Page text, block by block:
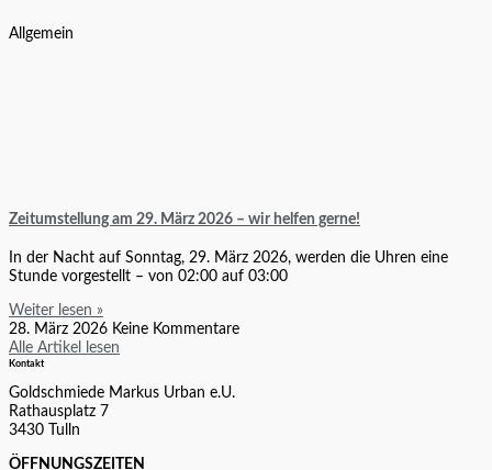
Allgemein
Zeitumstellung am 29. März 2026 – wir helfen gerne!
In der Nacht auf Sonntag, 29. März 2026, werden die Uhren eine
Stunde vorgestellt – von 02:00 auf 03:00
Weiter lesen »
28. März 2026 Keine Kommentare
Alle Artikel lesen
Kontakt
Goldschmiede Markus Urban e.U.
Rathausplatz 7
3430 Tulln
ÖFFNUNGSZEITEN